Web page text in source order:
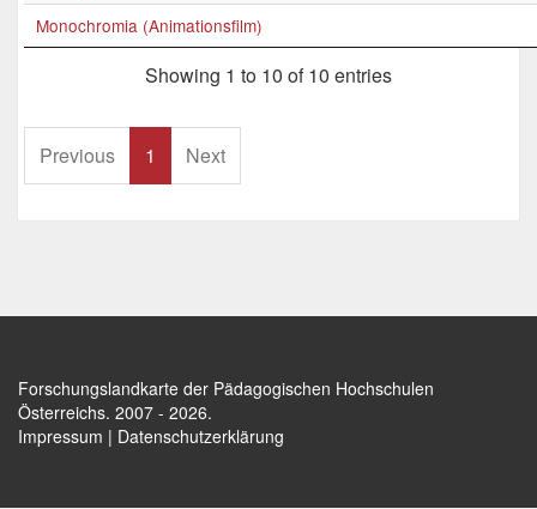
Monochromia (Animationsfilm)
Showing 1 to 10 of 10 entries
Previous 1 Next
Forschungslandkarte der Pädagogischen Hochschulen
Österreichs. 2007 - 2026.
Impressum | Datenschutzerklärung